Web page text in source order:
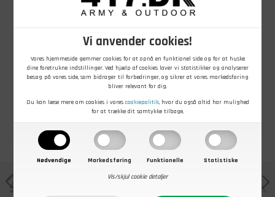
Vi anvender cookies!
Vores hjemmeside gemmer cookies for at opnå en funktionel side og for at huske
dine foretrukne indstillinger. Ved hjælp af cookies laver vi statistikker og analyserer
besøg på vores side, som bidrager til forbedringer, og sikrer at vores markedsføring
bliver relevant for dig.
Du kan læse mere om cookies i vores cookiepolitik, hvor du også altid har mulighed
for at trække dit samtykke tilbage.
Nødvendige Markedsføring Funktionelle
Statistiske
Vis/skjul cookie detaljer
449,00DKK
På lager - Køb nu
419,00DKK
Brandit Vintage
Classic Shorts,
Urban
På lager - Køb nu
269,00DKK
På lager - Køb nu